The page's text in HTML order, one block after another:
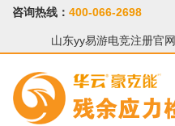
咨询热线： 400-066-2698
山东yy易游电竞注册官网